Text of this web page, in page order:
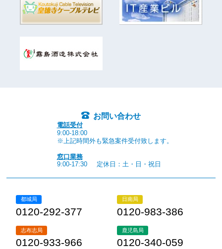
お問い合わせ
電話受付
9:00-18:00
※上記時間外も緊急案件受付致します。
窓口業務
9:00-17:30
定休日：土・日・祝日
都城局
0120-292-377
日南局
0120-983-386
志布志局
0120-933-966
鹿児島局
0120-340-059